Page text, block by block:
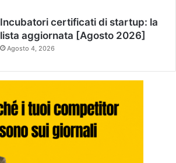
Incubatori certificati di startup: la
lista aggiornata [Agosto 2026]
Agosto 4, 2026